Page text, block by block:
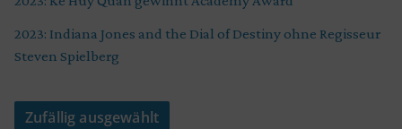
2023: Indiana Jones and the Dial of Destiny ohne Regisseur
Steven Spielberg
Zufällig ausgewählt